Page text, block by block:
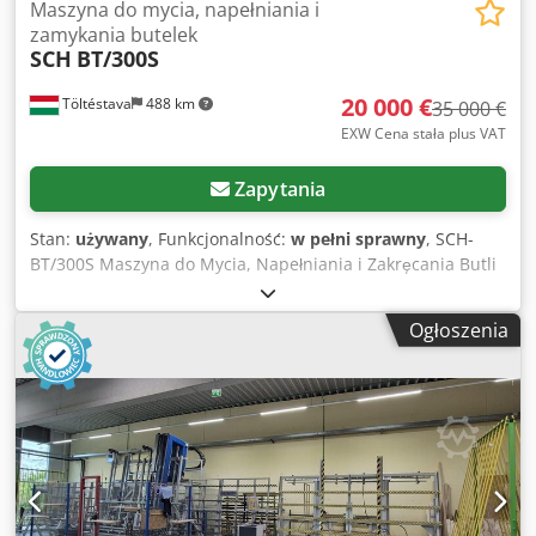
Töltéstava 488 km
Maszyna do mycia, napełniania i
zamykania butelek
SCH BT/300S
20 000 €35 000 €
EXW Cena stała plus VAT
Zapytania
Stan: używany, Funkcjonalność: w pełni sprawny, SCH-
BT/300S Maszyna do Mycia, Napełniania i Zakręcania Butli
SCH-BT/300S to w pełni zautomatyzowana maszyna
przeznaczona do mycia, dezynfekcji, płukania, napełniania
oraz zakręcania 18,9-litrowych (5-galonowych) butli na
wodę. System integruje wieloetapowy proces czyszczenia z
automatyczną manipulacją butlami, ich napełnianiem i
zakręcaniem, co gwarantuje wysoki poziom higieny oraz
niezawodną pracę przy produkcji wody butelkowanej.
Specyfikacja techniczna * Wydajność: 200–300 butli/godz.
(w zależności od ustawień cyklu mycia) Chjdpfxszb Rmvo
Ag Soa * Czas mycia: Regulowany w zakresie od 40 do 120
Ogłoszenia